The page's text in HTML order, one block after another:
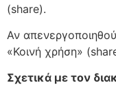
(share).
Αν
«Κοινή χρήση»
Σχετικά με τον